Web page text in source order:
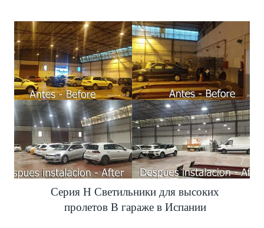
Серия H Светильники для высоких
пролетов В гараже в Испании